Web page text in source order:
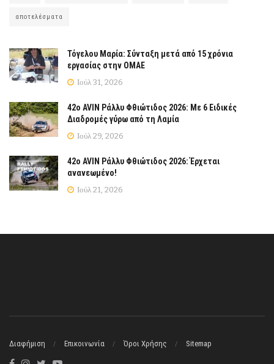
αποτελέσματα
Τόγελου Μαρία: Σύνταξη μετά από 15 χρόνια
εργασίας στην ΟΜΑΕ
Ιούλ 31, 2026
42ο AVIN Ράλλυ Φθιώτιδος 2026: Με 6 Ειδικές
Διαδρομές γύρω από τη Λαμία
Ιούλ 29, 2026
42ο AVIN Ράλλυ Φθιώτιδος 2026: Έρχεται
ανανεωμένο!
Ιούλ 21, 2026
Διαφήμιση Επικοινωνία Όροι Χρήσης Sitemap